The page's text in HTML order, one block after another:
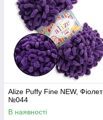
Alize Puffy Fine NEW, Фіолет
№044
В наявності